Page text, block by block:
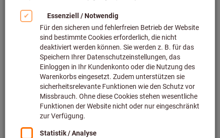
156,00 €
zzgl. MwSt. zzgl. Versandkosten
Zu den Varianten
Schrumpffutter mit